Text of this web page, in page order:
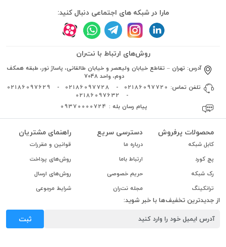
مارا در شبکه های اجتماعی دنبال کنید:
روش‌های ارتباط با نت‌ران
آدرس: تهران – تقاطع خیابان ولیعصر و خیابان طالقانی، پاساژ نور، طبقه همکف
دوم، واحد 7048
تلفن تماس: 02186097720
-
02186097728
-
02186097629
-
02186097632
پیام رسان بله : 09370000724
محصولات پرفروش
کابل شبکه
پچ کورد
رک شبکه
ترانکینگ
دسترسی سریع
درباره ما
ارتباط باما
حریم خصوصی
مجله نت‌ران
راهنمای مشتریان
قوانین و مقررات
روش‌های پرداخت
روش‌های ارسال
شرایط مرجوعی
از جدیدترین تخفیف‌ها با خبر شوید:
ثبت